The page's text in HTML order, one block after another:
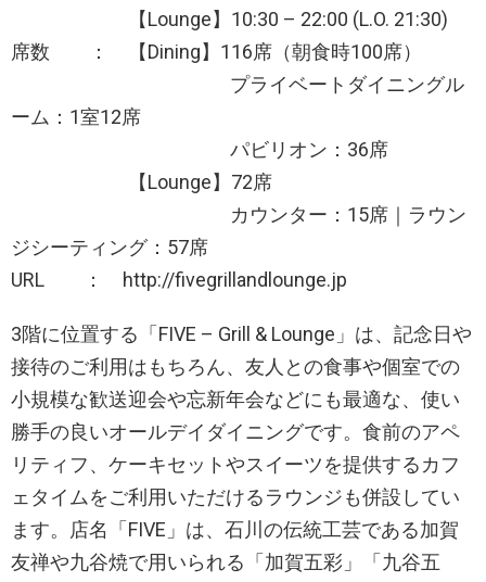
【Lounge】10:30 – 22:00 (L.O. 21:30)
席数 ： 【Dining】116席（朝食時100席）
プライベートダイニングル
ーム：1室12席
パビリオン：36席
【Lounge】72席
カウンター：15席｜ラウン
ジシーティング：57席
URL ： http://fivegrillandlounge.jp
3階に位置する「FIVE – Grill & Lounge」は、記念日や
接待のご利用はもちろん、友人との食事や個室での
小規模な歓送迎会や忘新年会などにも最適な、使い
勝手の良いオールデイダイニングです。食前のアペ
リティフ、ケーキセットやスイーツを提供するカフ
ェタイムをご利用いただけるラウンジも併設してい
ます。店名「FIVE」は、石川の伝統工芸である加賀
友禅や九谷焼で用いられる「加賀五彩」「九谷五